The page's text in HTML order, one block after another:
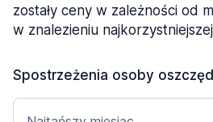
zostały ceny w zależności od
w znalezieniu
Spostrzeżenia osoby